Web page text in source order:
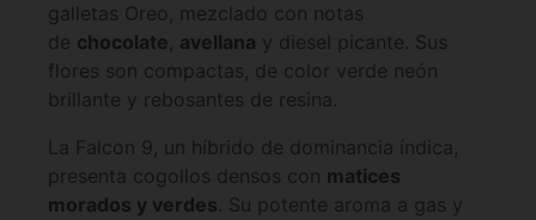
galletas Oreo, mezclado con notas
de chocolate, avellana y diesel picante. Sus
flores son compactas, de color verde neón
brillante y rebosantes de resina.
La Falcon 9, un híbrido de dominancia índica,
presenta cogollos densos con matices
morados y verdes. Su potente aroma a gas y